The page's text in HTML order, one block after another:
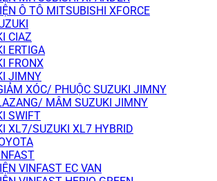
Ô TÔ MITSUBISHI XFORCE
CIAZ
ERTIGA
FRONX
JIMNY
XÓC/ PHUỘC SUZUKI JIMNY
MÂM SUZUKI JIMNY
SWIFT
XL7/SUZUKI XL7 HYBRID
VINFAST EC VAN